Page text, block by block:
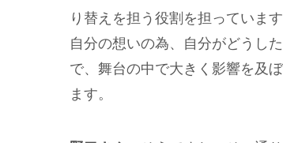
り替えを担う役割を担っていま
自分の想いの為、自分がどうし
で、舞台の中で大きく影響を及
ます。